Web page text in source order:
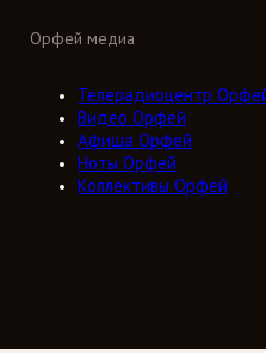
Орфей медиа
Телерадиоцентр
Видео Орфей
Афиша Орфей
Ноты Орфей
Коллективы Орфей